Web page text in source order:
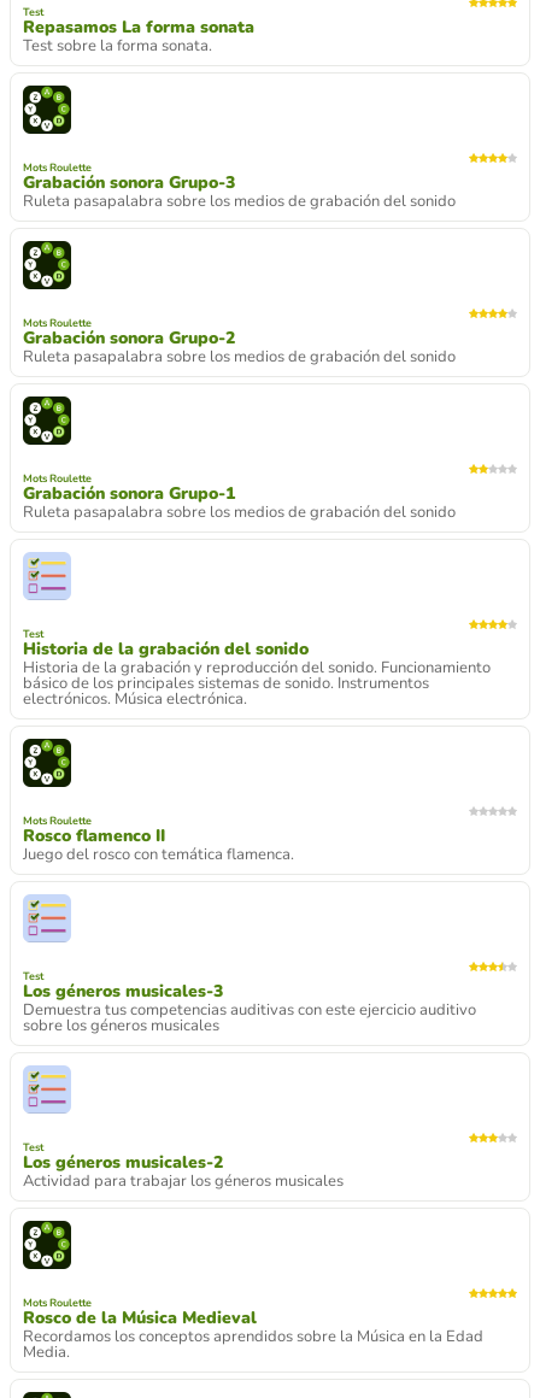
Test
Repasamos La forma sonata
Test sobre la forma sonata.
Mots Roulette
Grabación sonora Grupo-3
Ruleta pasapalabra sobre los medios de grabación del sonido
Mots Roulette
Grabación sonora Grupo-2
Ruleta pasapalabra sobre los medios de grabación del sonido
Mots Roulette
Grabación sonora Grupo-1
Ruleta pasapalabra sobre los medios de grabación del sonido
Test
Historia de la grabación del sonido
Historia de la grabación y reproducción del sonido. Funcionamiento
básico de los principales sistemas de sonido. Instrumentos
electrónicos. Música electrónica.
Mots Roulette
Rosco flamenco II
Juego del rosco con temática flamenca.
Test
Los géneros musicales-3
Demuestra tus competencias auditivas con este ejercicio auditivo
sobre los géneros musicales
Test
Los géneros musicales-2
Actividad para trabajar los géneros musicales
Mots Roulette
Rosco de la Música Medieval
Recordamos los conceptos aprendidos sobre la Música en la Edad
Media.